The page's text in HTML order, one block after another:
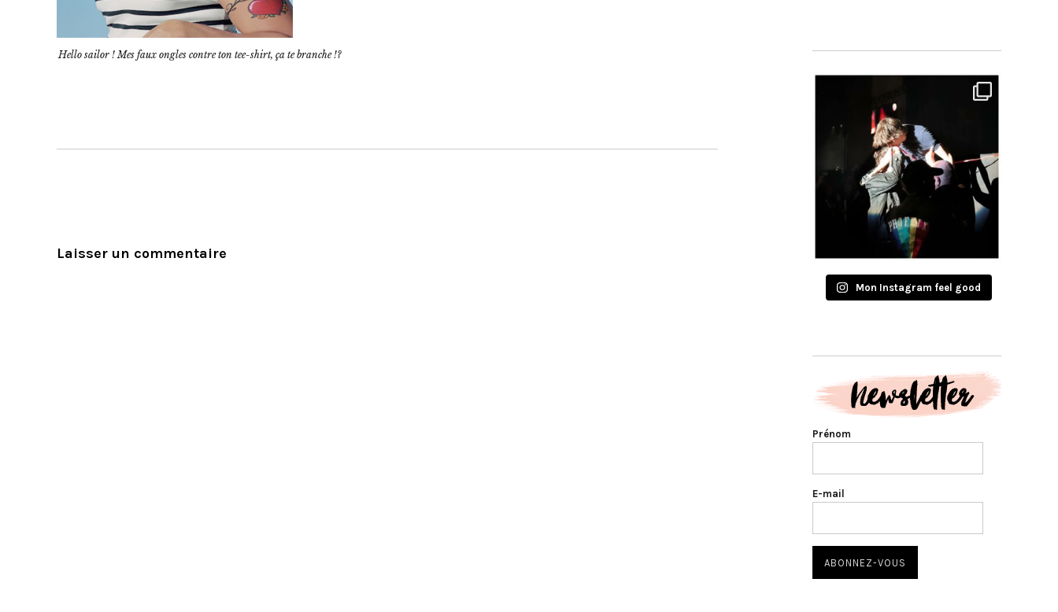
Hello sailor ! Mes faux ongles contre ton tee-shirt, ça te branche !?
Laisser un commentaire
Mon Instagram feel good
Prénom
E-mail